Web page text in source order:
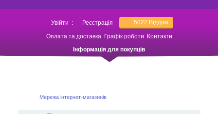
Увійти : Реєстрація 5022 Відгуки
Оплата та доставка Графік роботи
Контакти
Інформація для покупців
Мережа інтернет-магазинів